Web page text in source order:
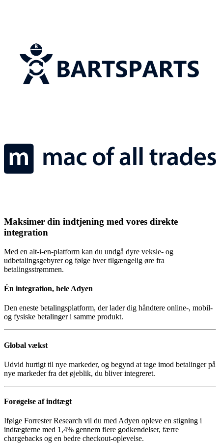
Maksimer din indtjening med vores direkte
integration
Med en alt-i-en-platform kan du undgå dyre veksle- og
udbetalingsgebyrer og følge hver tilgængelig øre fra
betalingsstrømmen.
Én integration, hele Adyen
Den eneste betalingsplatform, der lader dig håndtere online-, mobil-
og fysiske betalinger i samme produkt.
Global vækst
Udvid hurtigt til nye markeder, og begynd at tage imod betalinger på
nye markeder fra det øjeblik, du bliver integreret.
Forøgelse af indtægt
Ifølge Forrester Research vil du med Adyen opleve en stigning i
indtægterne med 1,4% gennem flere godkendelser, færre
chargebacks og en bedre checkout-oplevelse.